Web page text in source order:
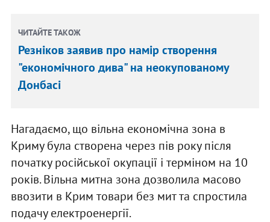
ЧИТАЙТЕ ТАКОЖ
Резніков заявив про намір створення
"економічного дива" на неокупованому
Донбасі
Нагадаємо, що вільна економічна зона в
Криму була створена через пів року після
початку російської окупації і терміном на 10
років. Вільна митна зона дозволила масово
ввозити в Крим товари без мит та спростила
подачу електроенергії.